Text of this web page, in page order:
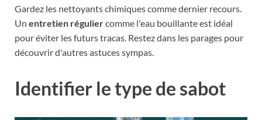
Gardez les nettoyants chimiques comme dernier recours.
Un entretien réguliercomme l'eau bouillante est idéal
pour éviter les futurs tracas. Restez dans les parages pour
découvrir d'autres astuces sympas.
Identifier le type de sabot